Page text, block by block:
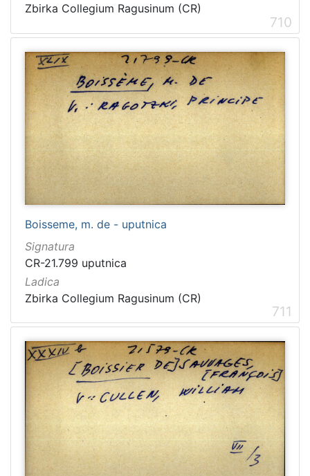
Zbirka Collegium Ragusinum (CR)
710
Boisseme, m. de - uputnica
Signatura
CR-21.799 uputnica
Ladica
Zbirka Collegium Ragusinum (CR)
711